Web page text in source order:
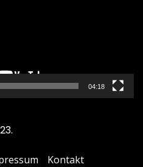
04:18
Kontakt